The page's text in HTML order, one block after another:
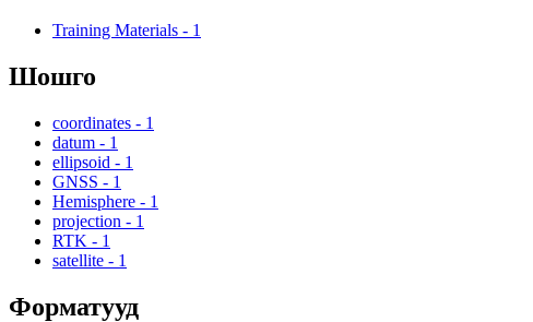
Training Materials - 1
Шошго
coordinates - 1
datum - 1
ellipsoid - 1
GNSS - 1
Hemisphere - 1
projection - 1
RTK - 1
satellite - 1
Форматууд